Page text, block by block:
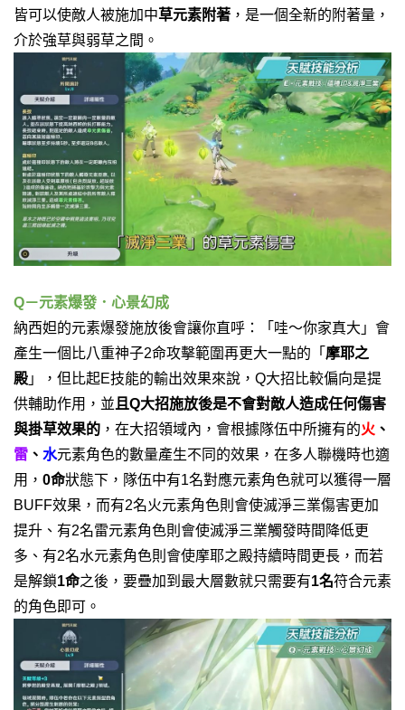
皆可以使敵人被施加中草元素附著 ，是一個全新的附著量，
介於強草與弱草之間。
Q－元素爆發．心景幻成
納西妲的元素爆發施放後會讓你直呼：「哇～你家真大」會
產生一個比八重神子2命攻擊範圍再更大一點的「 摩耶之
殿 」，但比起E技能的輸出效果來說，Q大招比較偏向是提
供輔助作用，並 且 Q大招施放後是不會對敵人造成任何傷害
與掛草效果的 ，在大招領域內，會根據隊伍中所擁有的火 、
雷 、 水元素角色的數量產生不同的效果，在多人聯機時也適
用， 0命狀態下，隊伍中有1名對應元素角色就可以獲得一層
BUFF效果，而有2名火元素角色則會使滅淨三業傷害更加
提升、有2名雷元素角色則會使滅淨三業觸發時間降低更
多、有2名水元素角色則會使摩耶之殿持續時間更長，而若
是解鎖1命之後，要疊加到最大層數就只需要有1名符合元素
的角色即可。